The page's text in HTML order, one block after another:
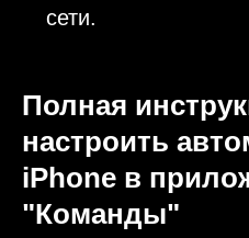
сети.
Полная
настроить
iPhone в
"Команды"